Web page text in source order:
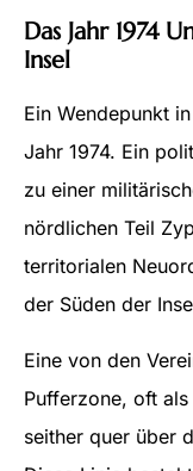
Das Jahr 1974
Insel
Ein Wendepunkt
Jahr 1974. Ein
zu einer
nördlichen Teil
territorialen
der Süden der
Eine von den
Pufferzone, oft als
seither quer über